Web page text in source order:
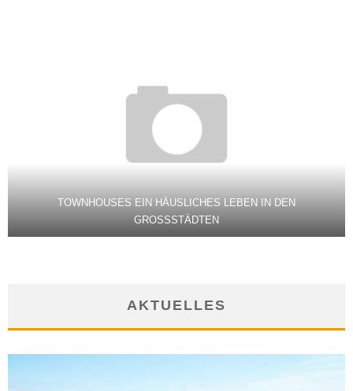
TOWNHOUSES EIN HÄUSLICHES LEBEN IN DEN
GROSSSTÄDTEN
AKTUELLES